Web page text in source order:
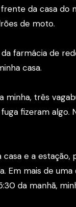
da casa
de moto.
farmácia de
casa.
minha, três
fizeram algo.
e a
Em mais de
da manhã,